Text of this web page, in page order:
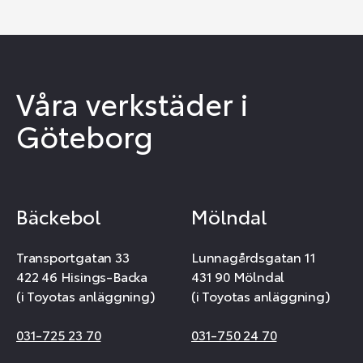
Våra verkstäder i
Göteborg
Bäckebol
Transportgatan 33
422 46 Hisings-Backa
(i Toyotas anläggning)
031-725 23 70
Mölndal
Lunnagårdsgatan 11
431 90 Mölndal
(i Toyotas anläggning)
031-750 24 70